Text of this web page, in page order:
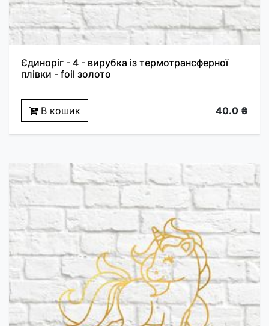
Єдиноріг - 4 - вирубка із термотрансферної
плівки - foil золото
В кошик 40.0 ₴